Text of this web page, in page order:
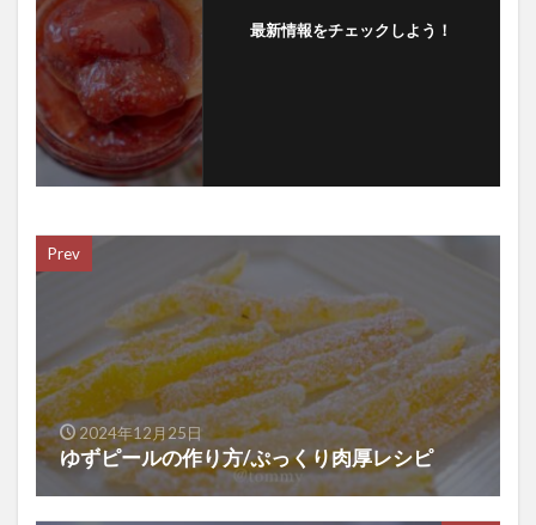
最新情報をチェックしよう！
Prev
2024年12月25日
ゆずピールの作り方/ぷっくり肉厚レシピ